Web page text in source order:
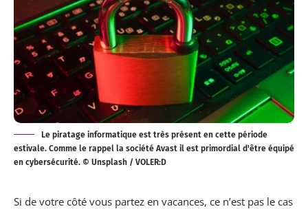
Le piratage informatique est très présent en cette période
estivale. Comme le rappel la société Avast il est primordial d'être équipé
en cybersécurité. © Unsplash / VOLER:D
Si de votre côté vous partez en vacances, ce n’est pas le cas